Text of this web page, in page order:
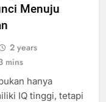
Menuju
2 years
mins
hanya
IQ tinggi, tetapi